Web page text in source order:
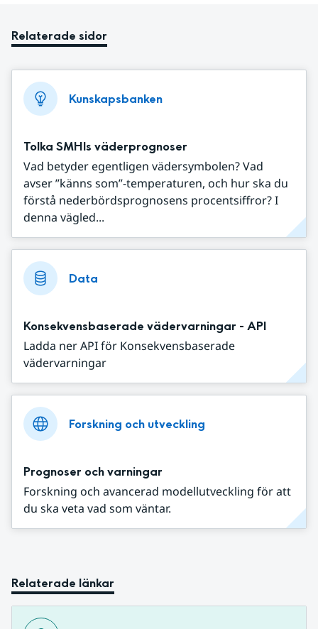
Relaterade sidor
Kunskapsbanken
Tolka SMHIs väderprognoser
Vad betyder egentligen vädersymbolen? Vad
avser ”känns som”-temperaturen, och hur ska du
förstå nederbördsprognosens procentsiffror? I
denna vägled...
Data
Konsekvensbaserade vädervarningar - API
Ladda ner API för Konsekvensbaserade
vädervarningar
Forskning och utveckling
Prognoser och varningar
Forskning och avancerad modellutveckling för att
du ska veta vad som väntar.
Relaterade länkar